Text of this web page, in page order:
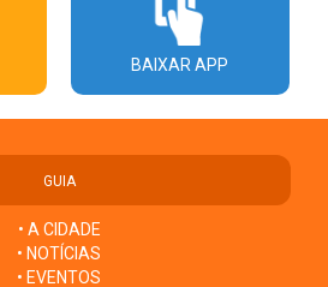
BAIXAR APP
GUIA
• A CIDADE
• NOTÍCIAS
• EVENTOS